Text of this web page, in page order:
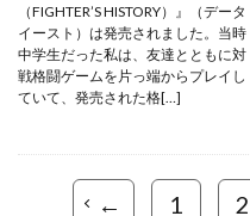
（FIGHTER’S HISTORY）』（データ
イースト）は発売されました。当時
中学生だった私は、友達とともに対
戦格闘ゲームを片っ端からプレイし
ていて、発売された格[…]
← 1 2